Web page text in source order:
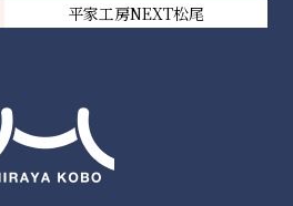
平家工房NEXT松尾